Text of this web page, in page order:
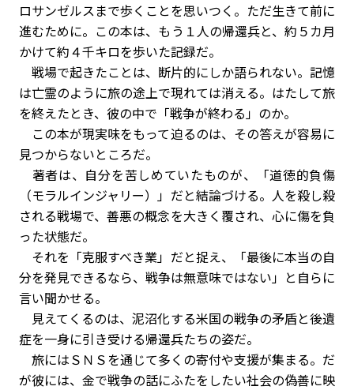
ロサンゼルスまで歩くことを思いつく。ただ生きて前に
進むために。この本は、もう１人の帰還兵と、約５カ月
かけて約４千キロを歩いた記録だ。
戦場で起きたことは、断片的にしか語られない。記憶
は亡霊のように旅の途上で現れては消える。はたして旅
を終えたとき、彼の中で「戦争が終わる」のか。
この本が現実味をもって迫るのは、その答えが容易に
見つからないところだ。
著者は、自分を苦しめていたものが、「道徳的負傷
（モラルインジャリー）」だと結論づける。人を殺し殺
される戦場で、善悪の概念を大きく覆され、心に傷を負
った状態だ。
それを「克服すべき業」だと捉え、「最後に本当の自
分を発見できるなら、戦争は無意味ではない」と自らに
言い聞かせる。
見えてくるのは、泥沼化する米国の戦争の矛盾と後遺
症を一身に引き受ける帰還兵たちの姿だ。
旅にはＳＮＳを通じて多くの寄付や支援が集まる。だ
が彼には、金で戦争の話にふたをしたい社会の偽善に映